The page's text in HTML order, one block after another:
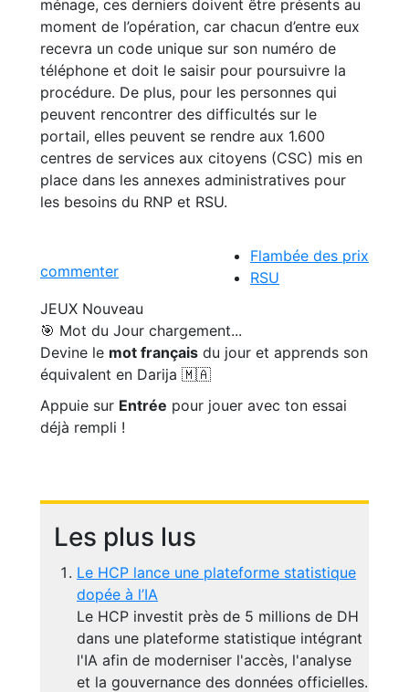
ménage, ces derniers doivent être présents au
moment de l’opération, car chacun d’entre eux
recevra un code unique sur son numéro de
téléphone et doit le saisir pour poursuivre la
procédure. De plus, pour les personnes qui
peuvent rencontrer des difficultés sur le
portail, elles peuvent se rendre aux 1.600
centres de services aux citoyens (CSC) mis en
place dans les annexes administratives pour
les besoins du RNP et RSU.
commenter
Flambée des prix
RSU
JEUX Nouveau
🎯 Mot du Jour chargement...
Devine le mot français du jour et apprends son
équivalent en Darija 🇲🇦
Appuie sur Entrée pour jouer avec ton essai
déjà rempli !
Les plus lus
Le HCP lance une plateforme statistique
dopée à l’IA
Le HCP investit près de 5 millions de DH
dans une plateforme statistique intégrant
l'IA afin de moderniser l'accès, l'analyse
et la gouvernance des données officielles.